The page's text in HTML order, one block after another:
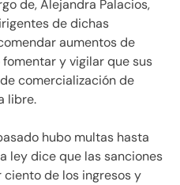
de, Alejandra Palacios,
de dichas
aumentos de
y vigilar que sus
comercialización de
libre.
hubo multas hasta
ley dice que las sanciones
de los ingresos y